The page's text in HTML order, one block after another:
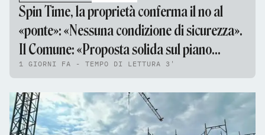
Spin Time, la proprietà conferma il no al
«ponte»: «Nessuna condizione di sicurezza».
Il Comune: «Proposta solida sul piano
tecnico e giuridico»
1 GIORNI FA - TEMPO DI LETTURA 3'